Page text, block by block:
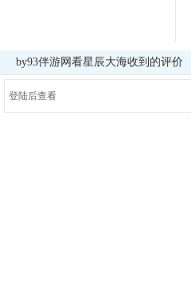
by93伴游网看星辰大海收到的评价
登陆后查看